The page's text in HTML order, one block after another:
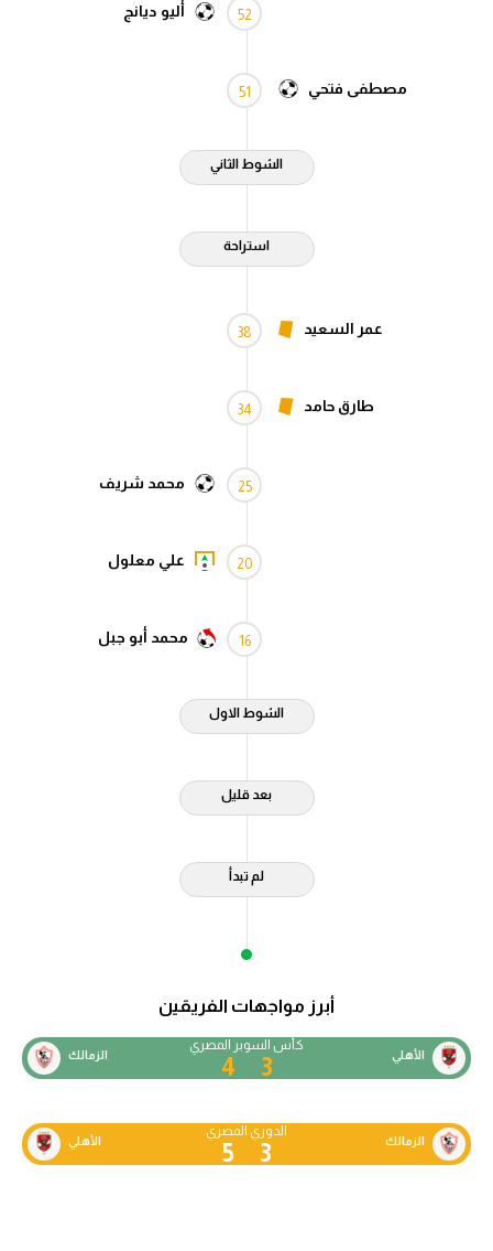
52 أليو ديانج
51 مصطفى فتحي
الشوط الثاني
استراحة
38 عمر السعيد
34 طارق حامد
25 محمد شريف
20 علي معلول
16 محمد أبو جبل
الشوط الاول
بعد قليل
لم تبدأ
أبرز مواجهات الفريقين
الأهلي 3
كأس السوبر المصري
4 الزمالك
الزمالك 3
الدوري المصري
5 الأهلي